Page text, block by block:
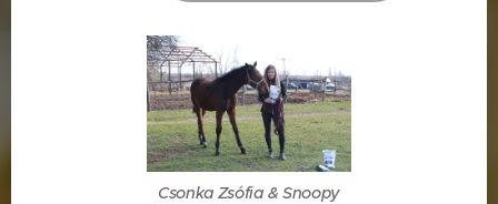
Csonka Zsófia & Snoopy